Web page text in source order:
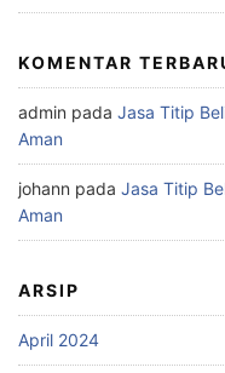
KOMENTAR
admin pada Jasa Titip
Aman
johann pada Jasa Titip
Aman
ARSIP
April 2024